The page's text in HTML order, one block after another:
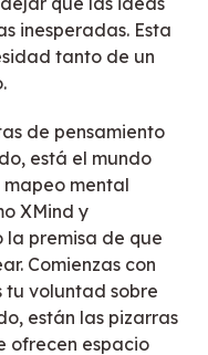
inesperadas. Esta
tanto de un
de pensamiento
está el mundo
mental
XMind y
la premisa de que
Comienzas con
tu voluntad sobre
están las pizarras
ofrecen espacio